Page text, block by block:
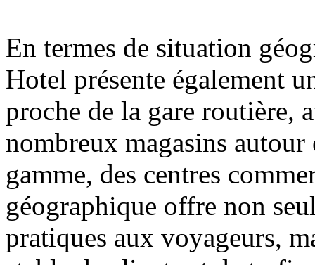
En termes de situation
Hotel présente également
proche de la gare routière,
nombreux magasins autour
gamme, des centres
géographique offre non
pratiques aux voyageurs,